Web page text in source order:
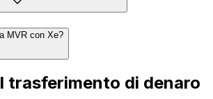
MVR con Xe?
trasferimento di denaro